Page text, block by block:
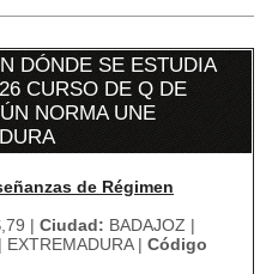
DÓNDE SE ESTUDIA
CURSO DE Q DE
NORMA UNE
de Régimen
| Ciudad: BADAJOZ |
| Código